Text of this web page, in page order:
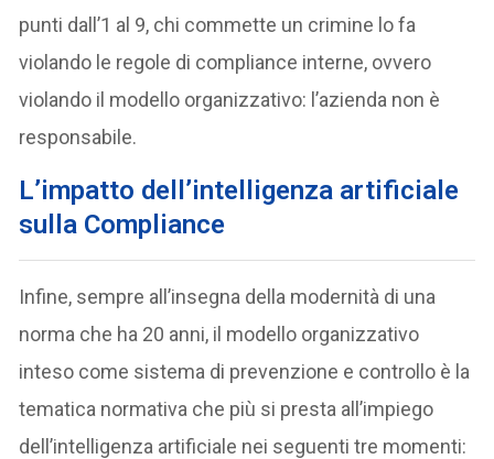
punti dall’1 al 9, chi commette un crimine lo fa
violando le regole di compliance interne, ovvero
violando il modello organizzativo: l’azienda non è
responsabile.
L’impatto dell’intelligenza artificiale
sulla Compliance
Infine, sempre all’insegna della modernità di una
norma che ha 20 anni, il modello organizzativo
inteso come sistema di prevenzione e controllo è la
tematica normativa che più si presta all’impiego
dell’intelligenza artificiale nei seguenti tre momenti: